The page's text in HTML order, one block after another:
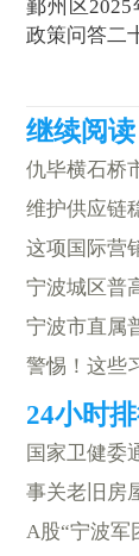
鄞州区
政策问答二
仇毕横石桥
维护供应链
这项国际营
宁波城区普
宁波市直属
警惕！这些
国家卫健委
事关老旧房
A股“宁波军